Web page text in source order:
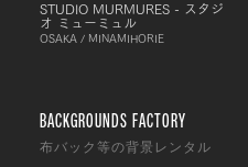
STUDIO MURMURES - スタジ
オ ミューミュル
OSAKA / MINAMIHORIE
BACKGROUNDS FACTORY
布バック等の背景レンタル